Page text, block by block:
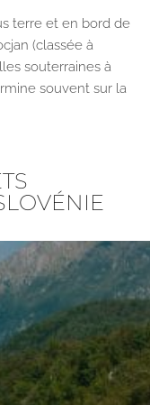
terre et en bord de
(classée à
souterraines à
souvent sur la